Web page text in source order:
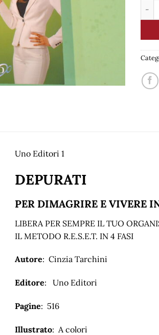
Uno Editori 1
DEPURATI
PER DIMAGRIRE E VIVERE
LIBERA PER SEMPRE IL TUO
IL METODO R.E.S.E.T. IN 4 FASI
Autore: Cinzia Tarchini
Editore: Uno Editori
Pagine: 516
Illustrato: A colori